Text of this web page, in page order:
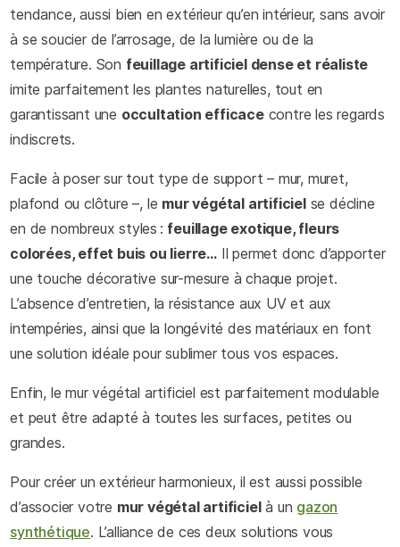
tendance, aussi bien en extérieur qu’en intérieur, sans avoir
à se soucier de l’arrosage, de la lumière ou de la
température. Son feuillage artificiel dense et réaliste
imite parfaitement les plantes naturelles, tout en
garantissant une occultation efficacecontre les regards
indiscrets.
Facile à poser sur tout type de support – mur, muret,
plafond ou clôture –, le mur végétal artificielse décline
en de nombreux styles : feuillage exotique, fleurs
colorées, effet buis ou lierre… Il permet donc d’apporter
une touche décorative sur-mesure à chaque projet.
L’absence d’entretien, la résistance aux UV et aux
intempéries, ainsi que la longévité des matériaux en font
une solution idéale pour sublimer tous vos espaces.
Enfin, le mur végétal artificiel est parfaitement modulable
et peut être adapté à toutes les surfaces, petites ou
grandes.
Pour créer un extérieur harmonieux, il est aussi possible
d’associer votre mur végétal artificielà un gazon
synthétique. L’alliance de ces deux solutions vous